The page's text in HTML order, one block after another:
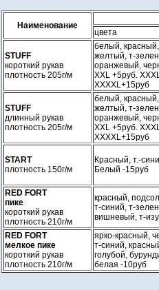
Наименование
цвета
STUFF
короткий рукав
плотность 205г/м
белый,
желтый, т-
оранжевый,
ХХL +5руб.
XXXXL+15руб
STUFF
длинный рукав
плотность 205г/м
белый,
желтый, т-
оранжевый,
ХХL +5руб.
XXXXL+15руб
START
плотность 150г/м
Красный, т.-
Белый -15руб
RED FORТ
пике
короткий рукав
плотность 210г/м
красный,
т-синий, т-
вишневый, т-
RED FORТ
мелкое пике
короткий рукав
плотность 210г/м
ярко-красный,
т-синий,
голубой,
белая -10руб